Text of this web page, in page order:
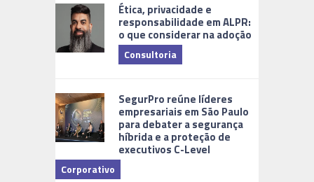
Ética, privacidade e
responsabilidade em ALPR:
o que considerar na adoção
Consultoria
SegurPro reúne líderes
empresariais em São Paulo
para debater a segurança
híbrida e a proteção de
executivos C-Level
Corporativo